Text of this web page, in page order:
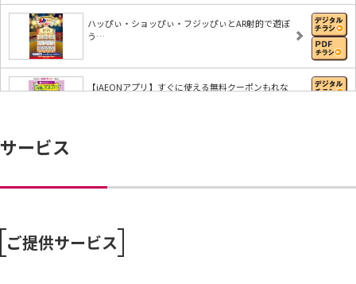
ハッぴぃ・ショッぴぃ・フジッぴぃとAR射的で遊ぼ
う…
【iAEONアプリ】すぐに使える無料クーポンもれな
サービス
ご提供サービス